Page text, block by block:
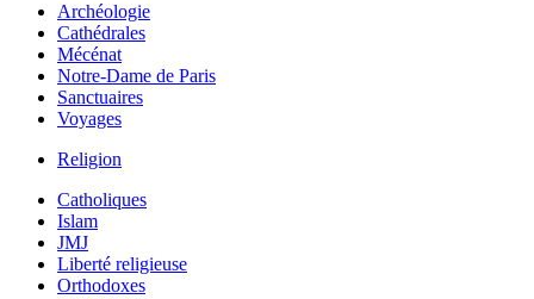
Archéologie
Cathédrales
Mécénat
Notre-Dame de Paris
Sanctuaires
Voyages
Religion
Catholiques
Islam
JMJ
Liberté religieuse
Orthodoxes